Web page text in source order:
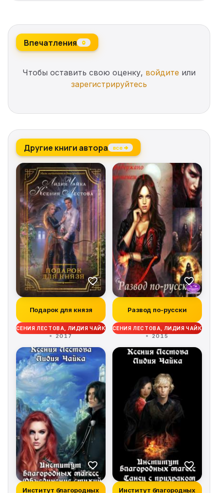
Впечатления 0
Чтобы оставить свою оценку, войдите или
зарегистрируйтесь
Другие книги автора все →
Подарок для князя
КСЕНИЯ ЛЕСТОВА, ЛИДИЯ ЧАЙКА
2017
Развод по-русски
КСЕНИЯ ЛЕСТОВА, ЛИДИЯ ЧАЙКА
2015
Институт благородных
Институт благородных